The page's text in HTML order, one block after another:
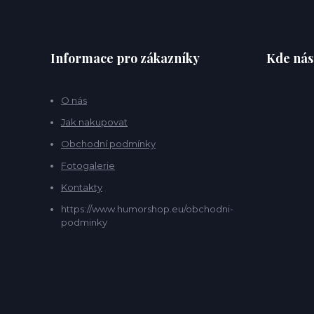
Informace pro zákazníky
O nás
Jak nakupovat
Obchodní podmínky
Fotogalerie
Kontakty
https://www.humorshop.eu/obchodni-
podminky
Kde